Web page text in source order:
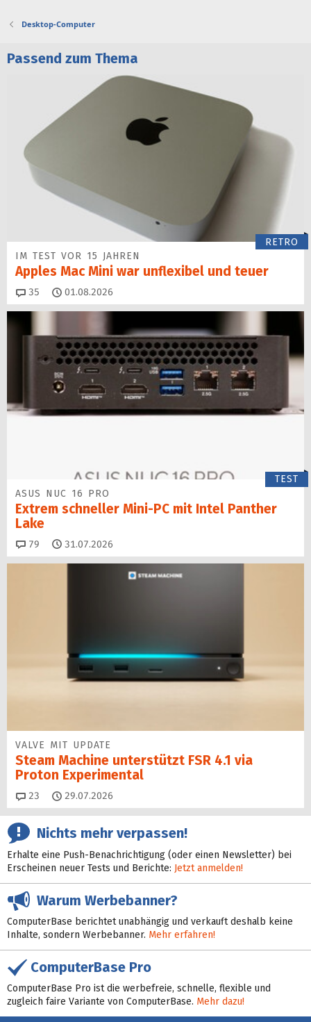
Desktop-Computer
Passend zum Thema
RETRO
IM TEST VOR 15 JAHREN
Apples Mac Mini war unflexibel und teuer
35 Kommentare
01.08.2026
TEST
ASUS NUC 16 PRO
Extrem schneller Mini-PC mit Intel Panther
Lake
79 Kommentare
31.07.2026
VALVE MIT UPDATE
Steam Machine unterstützt FSR 4.1 via
Proton Experimental
23 Kommentare
29.07.2026
Nichts mehr verpassen!
Erhalte eine Push-Benachrichtigung (oder einen Newsletter) bei
Erscheinen neuer Tests und Berichte: Jetzt anmelden!
Warum Werbebanner?
ComputerBase berichtet unabhängig und verkauft deshalb keine
Inhalte, sondern Werbebanner. Mehr erfahren!
ComputerBase Pro
ComputerBase Pro ist die werbefreie, schnelle, flexible und
zugleich faire Variante von ComputerBase. Mehr dazu!